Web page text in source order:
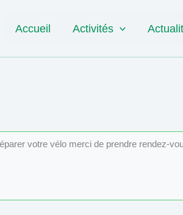
Accueil Activités
votre vélo merci de prendre rendez-